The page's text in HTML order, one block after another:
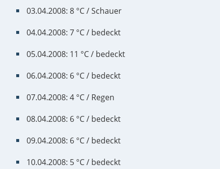
03.04.2008: 8 °C / Schauer
04.04.2008: 7 °C / bedeckt
05.04.2008: 11 °C / bedeckt
06.04.2008: 6 °C / bedeckt
07.04.2008: 4 °C / Regen
08.04.2008: 6 °C / bedeckt
09.04.2008: 6 °C / bedeckt
10.04.2008: 5 °C / bedeckt